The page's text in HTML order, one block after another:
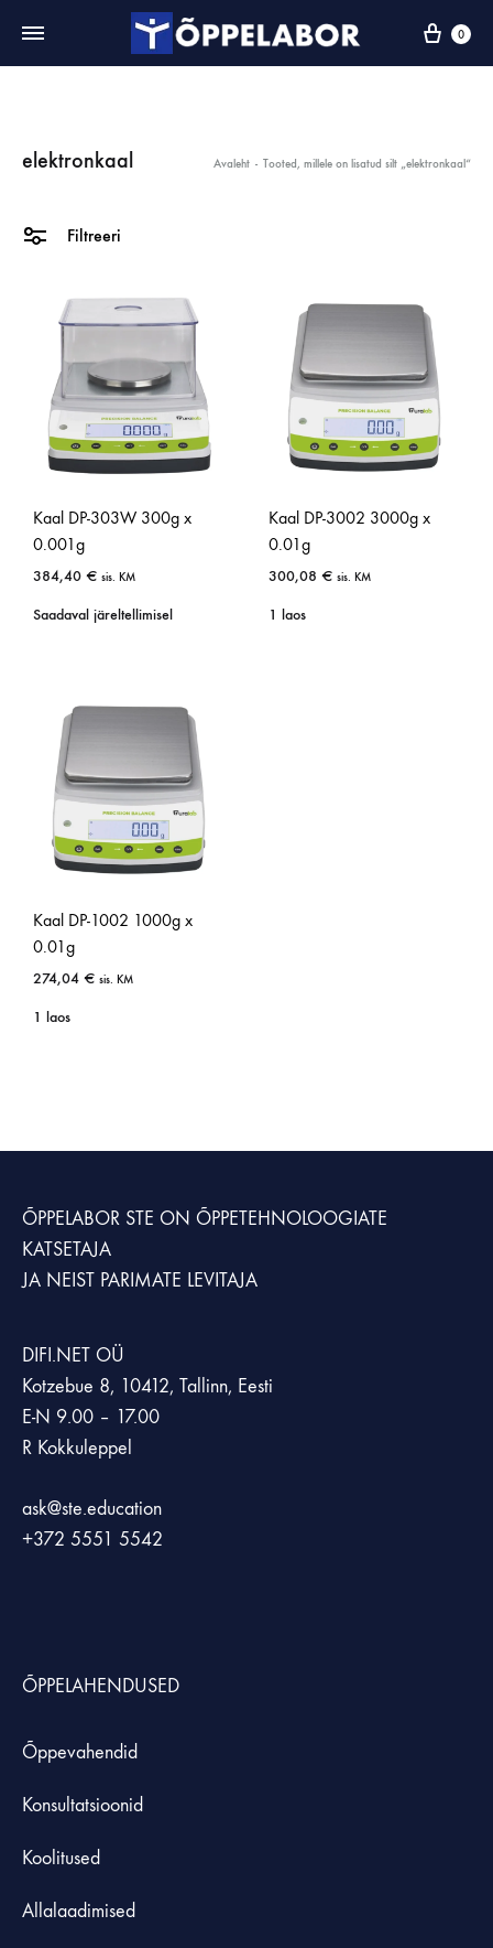
0
elektronkaal Avaleht - Tooted, millele on lisatud silt „elektronkaal“
Filtreeri
Kaal DP-303W 300g x
0.001g
384,40 € sis. KM
Saadaval järeltellimisel
Kaal DP-3002 3000g x
0.01g
300,08 € sis. KM
1 laos
Kaal DP-1002 1000g x
0.01g
274,04 € sis. KM
1 laos
ÕPPELABOR STE ON ÕPPETEHNOLOOGIATE
KATSETAJA
JA NEIST PARIMATE LEVITAJA
DIFI.NET OÜ
Kotzebue 8, 10412, Tallinn, Eesti
E-N 9.00 – 17.00
R Kokkuleppel
ask@ste.education
+372 5551 5542
ÕPPELAHENDUSED
Õppevahendid
Konsultatsioonid
Koolitused
Allalaadimised